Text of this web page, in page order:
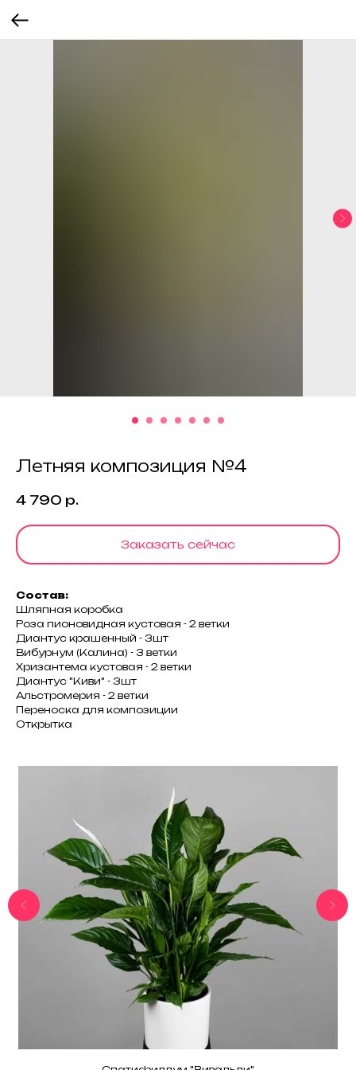
Летняя композиция №4
4 790 р.
Заказать сейчас
Состав:
Шляпная коробка
Роза пионовидная кустовая - 2 ветки
Диантус крашенный - 3шт
Вибурнум (Калина) - 3 ветки
Хризантема кустовая - 2 ветки
Диантус "Киви" - 3шт
Альстромерия - 2 ветки
Переноска для композиции
Открытка